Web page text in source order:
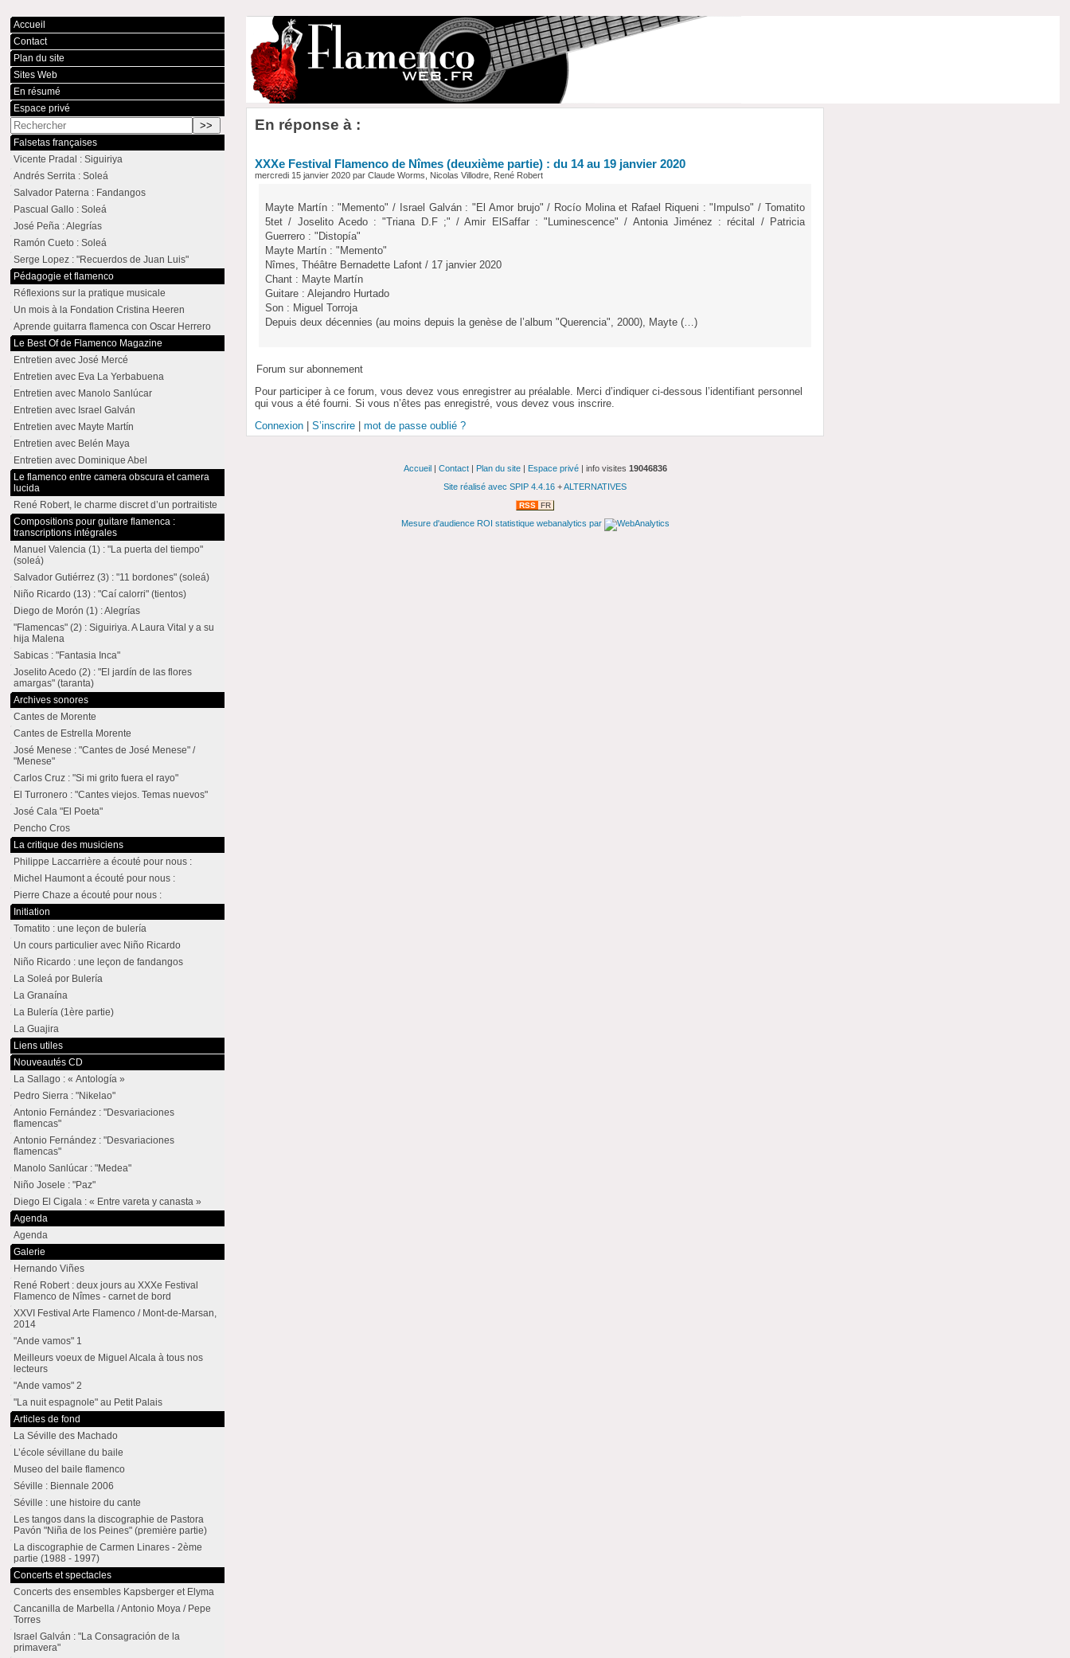
En réponse à :
XXXe Festival Flamenco de Nîmes (deuxième partie) : du 14 au 19 janvier 2020
mercredi 15 janvier 2020 par Claude Worms, Nicolas Villodre, René Robert
Mayte Martín : "Memento" / Israel Galván : "El Amor brujo" / Rocío Molina et Rafael Riqueni : "Impulso" / Tomatito
5tet / Joselito Acedo : "Triana D.F ;" / Amir ElSaffar : "Luminescence" / Antonia Jiménez : récital / Patricia
Guerrero : "Distopía"
Mayte Martín : "Memento"
Nîmes, Théâtre Bernadette Lafont / 17 janvier 2020
Chant : Mayte Martín
Guitare : Alejandro Hurtado
Son : Miguel Torroja
Depuis deux décennies (au moins depuis la genèse de l’album "Querencia", 2000), Mayte (…)
Forum sur abonnement
Pour participer à ce forum, vous devez vous enregistrer au préalable. Merci d’indiquer ci-dessous l’identifiant personnel
qui vous a été fourni. Si vous n’êtes pas enregistré, vous devez vous inscrire.
Connexion |S’inscrire |mot de passe oublié ?
Accueil
Contact
Plan du site
Sites Web
En résumé
Espace privé
Falsetas françaises
Vicente Pradal : Siguiriya
Andrés Serrita : Soleá
Salvador Paterna : Fandangos
Pascual Gallo : Soleá
José Peña : Alegrías
Ramón Cueto : Soleá
Serge Lopez : "Recuerdos de Juan Luis"
Pédagogie et flamenco
Réflexions sur la pratique musicale
Un mois à la Fondation Cristina Heeren
Aprende guitarra flamenca con Oscar Herrero
Le Best Of de Flamenco Magazine
Entretien avec José Mercé
Entretien avec Eva La Yerbabuena
Entretien avec Manolo Sanlúcar
Entretien avec Israel Galván
Entretien avec Mayte Martín
Entretien avec Belén Maya
Entretien avec Dominique Abel
Le flamenco entre camera obscura et camera
lucida
René Robert, le charme discret d’un portraitiste
Compositions pour guitare flamenca :
transcriptions intégrales
Manuel Valencia (1) : "La puerta del tiempo"
(soleá)
Salvador Gutiérrez (3) : "11 bordones" (soleá)
Niño Ricardo (13) : "Caí calorri" (tientos)
Diego de Morón (1) : Alegrías
"Flamencas" (2) : Siguiriya. A Laura Vital y a su
hija Malena
Sabicas : "Fantasia Inca"
Joselito Acedo (2) : "El jardín de las flores
amargas" (taranta)
Archives sonores
Cantes de Morente
Cantes de Estrella Morente
José Menese : "Cantes de José Menese" /
"Menese"
Carlos Cruz : "Si mi grito fuera el rayo"
El Turronero : "Cantes viejos. Temas nuevos"
José Cala "El Poeta"
Pencho Cros
La critique des musiciens
Philippe Laccarrière a écouté pour nous :
Michel Haumont a écouté pour nous :
Pierre Chaze a écouté pour nous :
Initiation
Tomatito : une leçon de bulería
Un cours particulier avec Niño Ricardo
Niño Ricardo : une leçon de fandangos
La Soleá por Bulería
La Granaína
La Bulería (1ère partie)
La Guajira
Liens utiles
Nouveautés CD
La Sallago : « Antología »
Pedro Sierra : "Nikelao"
Antonio Fernández : "Desvariaciones
flamencas"
Antonio Fernández : "Desvariaciones
flamencas"
Manolo Sanlúcar : "Medea"
Niño Josele : "Paz"
Diego El Cigala : « Entre vareta y canasta »
Agenda
Agenda
Galerie
Hernando Viñes
René Robert : deux jours au XXXe Festival
Flamenco de Nîmes - carnet de bord
XXVI Festival Arte Flamenco / Mont-de-Marsan,
2014
"Ande vamos" 1
Meilleurs voeux de Miguel Alcala à tous nos
lecteurs
"Ande vamos" 2
"La nuit espagnole" au Petit Palais
Articles de fond
La Séville des Machado
L’école sévillane du baile
Museo del baile flamenco
Séville : Biennale 2006
Séville : une histoire du cante
Les tangos dans la discographie de Pastora
Pavón "Niña de los Peines" (première partie)
La discographie de Carmen Linares - 2ème
partie (1988 - 1997)
Concerts et spectacles
Concerts des ensembles Kapsberger et Elyma
Cancanilla de Marbella / Antonio Moya / Pepe
Torres
Israel Galván : "La Consagración de la
primavera"
Accueil| Contact| Plan du site| Espace privé| info visites 19046836
Site réalisé avec SPIP 4.4.16 +ALTERNATIVES
RSS FR
Mesure d'audience ROI statistique webanalytics par